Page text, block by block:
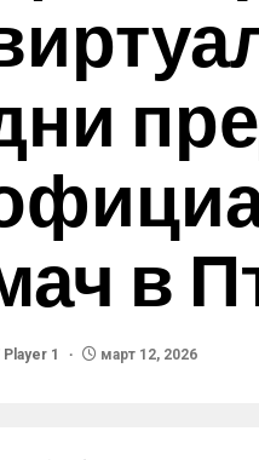
в
Player 1 март 12, 2026